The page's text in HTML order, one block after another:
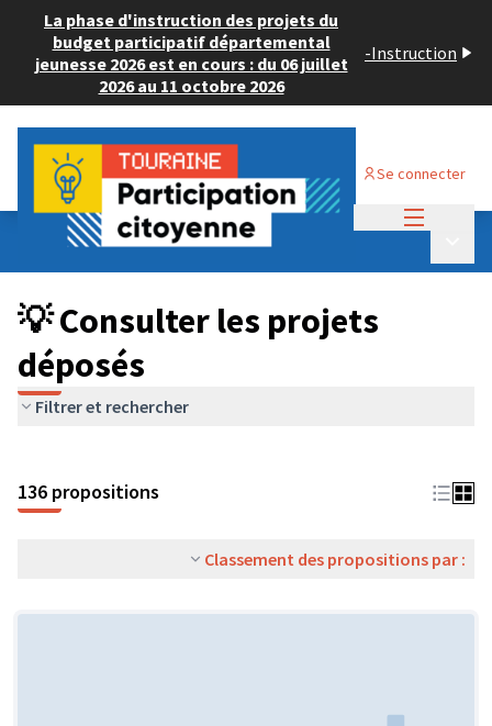
La phase d'instruction des projets du
budget participatif départemental
jeunesse 2026 est en cours : du 06 juillet
2026 au 11 octobre 2026
-Instruction
Se connecter
Budget Participatif JEUNESSE 2024
💡 Consulter les projets déposés
💡 Consulter les projets
déposés
Filtrer et rechercher
136 propositions
Classement des propositions par :